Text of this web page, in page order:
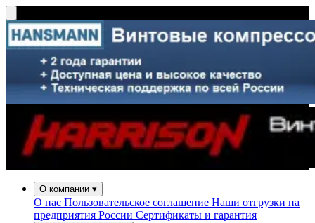
О компании ▾
О нас Пользовательское соглашение Наши отгрузки на
предприятия России Сертификаты и гарантия